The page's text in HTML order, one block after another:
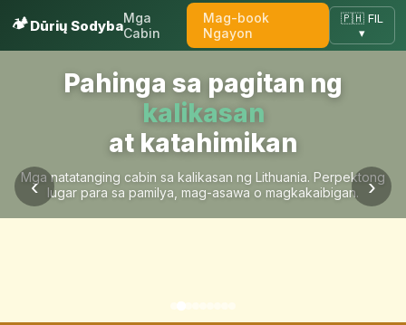
🏕️Dūrių SodybaMga
Cabin
Mag-book
Ngayon
🇵🇭 FIL
▾
Pahinga sa pagitan ng
kalikasan
at katahimikan
Mga natatanging cabin sa kalikasan ng Lithuania. Perpektong
lugar para sa pamilya, mag-asawa o magkakaibigan.
‹ ›